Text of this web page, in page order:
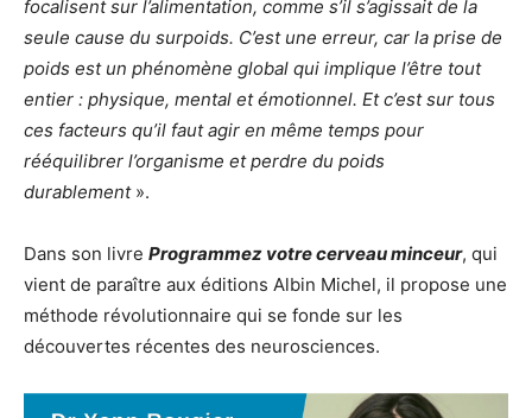
focalisent sur l’alimentation, comme s’il s’agissait de la
seule cause du surpoids. C’est une erreur, car la prise de
poids est un phénomène global qui implique l’être tout
entier : physique, mental et émotionnel. Et c’est sur tous
ces facteurs qu’il faut agir en même temps pour
rééquilibrer l’organisme et perdre du poids
durablement».
Dans son livre Programmez votre cerveau minceur, qui
vient de paraître aux éditions Albin Michel, il propose une
méthode révolutionnaire qui se fonde sur les
découvertes récentes des neurosciences.